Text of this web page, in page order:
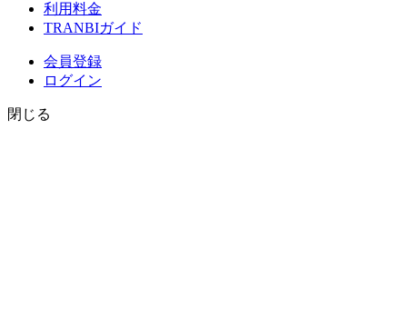
利用料金
TRANBIガイド
会員登録
ログイン
閉じる